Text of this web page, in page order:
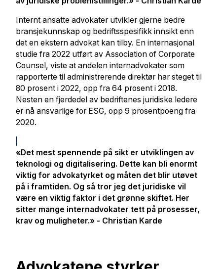
Internt ansatte advokater utvikler gjerne bedre
bransjekunnskap og bedriftsspesifikk innsikt enn
det en ekstern advokat kan tilby. En internasjonal
studie fra 2022 utført av Association of Corporate
Counsel, viste at andelen internadvokater som
rapporterte til administrerende direktør har steget til
80 prosent i 2022, opp fra 64 prosent i 2018.
Nesten en fjerdedel av bedriftenes juridiske ledere
er nå ansvarlige for ESG, opp 9 prosentpoeng fra
2020.
«Det mest spennende på sikt er utviklingen av
teknologi og digitalisering. Dette kan bli enormt
viktig for advokatyrket og måten det blir utøvet
på i framtiden. Og så tror jeg det juridiske vil
være en viktig faktor i det grønne skiftet. Her
sitter mange internadvokater tett på prosesser,
krav og muligheter.» - Christian Karde